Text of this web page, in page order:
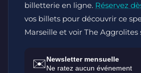
billetterie en ligne. Réservez
vos billets pour découvrir ce
Marseille et voir The Aggrolites
✉️Newsletter mensuelle
Ne ratez aucun événement